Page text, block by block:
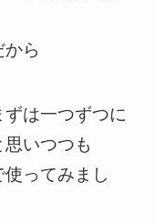
ら
は一つずつに
いつつも
ってみまし